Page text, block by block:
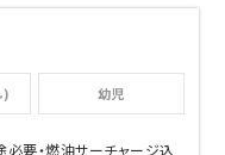
) 幼児
要・燃油サーチャージ込